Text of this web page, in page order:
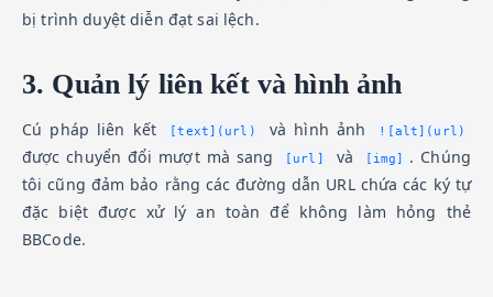
bị trình duyệt diễn đạt sai lệch.
3. Quản lý liên kết và hình ảnh
Cú pháp liên kết [text](url) và hình ảnh ![alt](url)
được chuyển đổi mượt mà sang [url] và [img] . Chúng
tôi cũng đảm bảo rằng các đường dẫn URL chứa các ký tự
đặc biệt được xử lý an toàn để không làm hỏng thẻ
BBCode.